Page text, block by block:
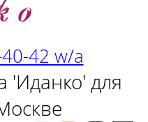
42 w/a
'Иданко' для